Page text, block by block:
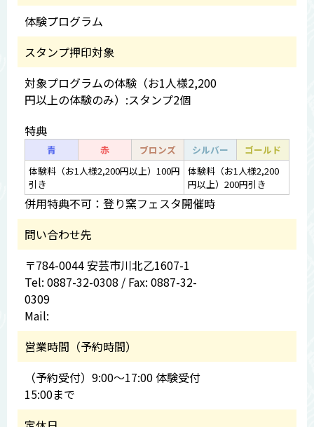
体験プログラム
スタンプ押印対象
対象プログラムの体験（お1人様2,200
円以上の体験のみ）:スタンプ2個
特典
青 赤 ブロンズ シルバー
ゴールド
体験料（お1人様2,200円以上）100円
引き
体験料（お1人様2,200
円以上）200円引き
併用特典不可：登り窯フェスタ開催時
問い合わせ先
〒784-0044 安芸市川北乙1607-1
Tel: 0887-32-0308 / Fax: 0887-32-
0309
Mail:
営業時間（予約時間）
（予約受付）9:00～17:00 体験受付
15:00まで